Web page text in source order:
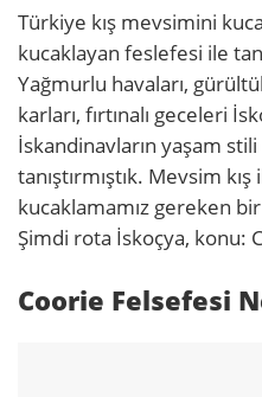
Türkiye kış mevsimini
kucaklayan feslefesi ile
Yağmurlu havaları,
karları, fırtınalı geceleri
İskandinavların yaşam
tanıştırmıştık. Mevsim
kucaklamamız gereken
Şimdi rota İskoçya, konu:
Coorie Felsefesi